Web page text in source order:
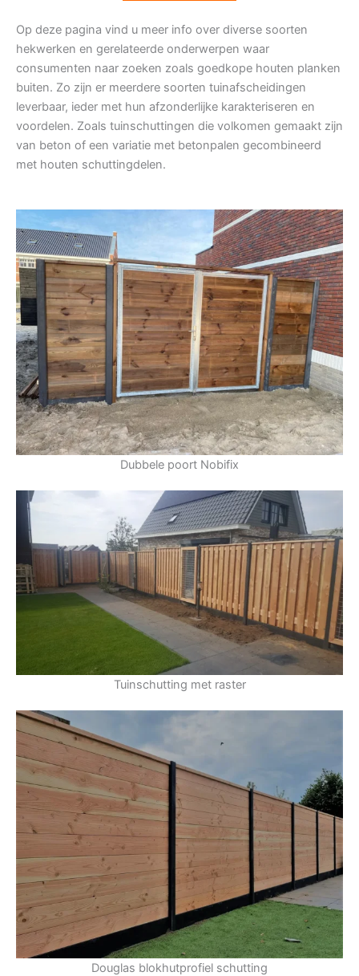
Op deze pagina vind u meer info over diverse soorten
hekwerken en gerelateerde onderwerpen waar
consumenten naar zoeken zoals goedkope houten planken
buiten. Zo zijn er meerdere soorten tuinafscheidingen
leverbaar, ieder met hun afzonderlijke karakteriseren en
voordelen. Zoals tuinschuttingen die volkomen gemaakt zijn
van beton of een variatie met betonpalen gecombineerd
met houten schuttingdelen.
Dubbele poort Nobifix
Tuinschutting met raster
Douglas blokhutprofiel schutting